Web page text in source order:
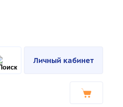
Личный кабинет